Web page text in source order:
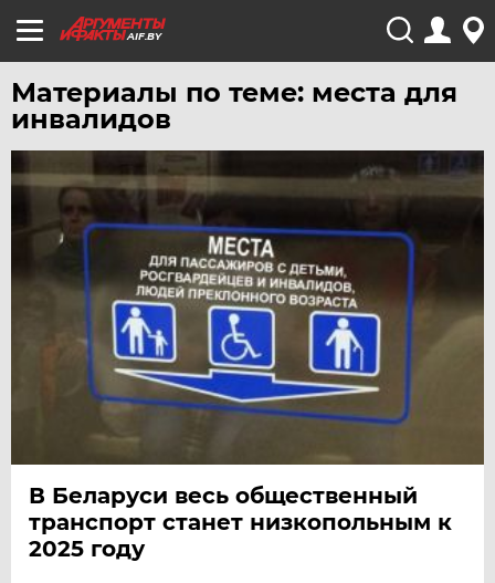
AIF.BY
Материалы по теме: места для
инвалидов
В Беларуси весь общественный
транспорт станет низкопольным к
2025 году